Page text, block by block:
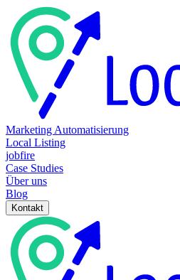
Marketing Automatisierung
Local Listing
jobfire
Case Studies
Über uns
Blog
Kontakt